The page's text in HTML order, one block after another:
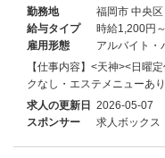
勤務地
福岡市 中央区
給与タイプ
時給1,200円～
雇用形態
アルバイト・
【仕事内容】<天神><日曜
クなし・エステメニューあ
求人の更新日 2026-05-07
スポンサー
求人ボックス